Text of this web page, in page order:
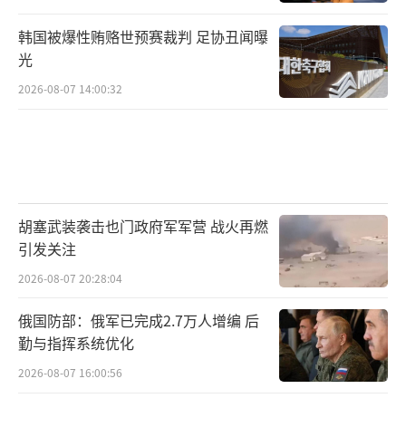
韩国被爆性贿赂世预赛裁判 足协丑闻曝
光
2026-08-07 14:00:32
胡塞武装袭击也门政府军军营 战火再燃
引发关注
2026-08-07 20:28:04
俄国防部：俄军已完成2.7万人增编 后
勤与指挥系统优化
2026-08-07 16:00:56